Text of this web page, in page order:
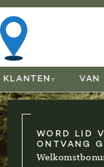
VAN HET
WORD LID
ONTVANG